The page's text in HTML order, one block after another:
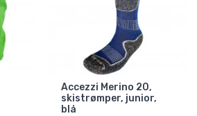
Accezzi Merino 20,
skistrømper, junior,
blå